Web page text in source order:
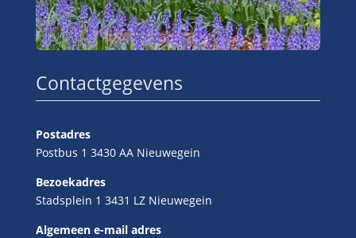
Contactgegevens
Postadres
Postbus 1 3430 AA Nieuwegein
Bezoekadres
Stadsplein 1 3431 LZ Nieuwegein
Algemeen e-mail adres